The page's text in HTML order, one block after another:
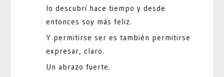
lo descubrí hace tiempo y desde
entonces soy más feliz.
Y permitirse ser es también permitirse
expresar, claro.
Un abrazo fuerte.